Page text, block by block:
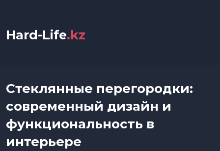
Hard-Life.kz
Стеклянные перегородки:
современный дизайн и
функциональность в
интерьере